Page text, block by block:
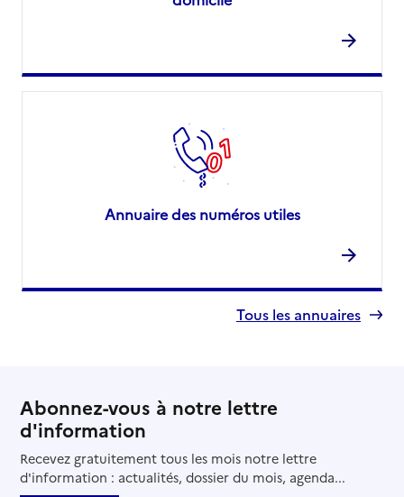
Annuaire des numéros utiles
Tous les annuaires
Abonnez-vous à notre lettre
d'information
Recevez gratuitement tous les mois notre lettre
d'information : actualités, dossier du mois, agenda...